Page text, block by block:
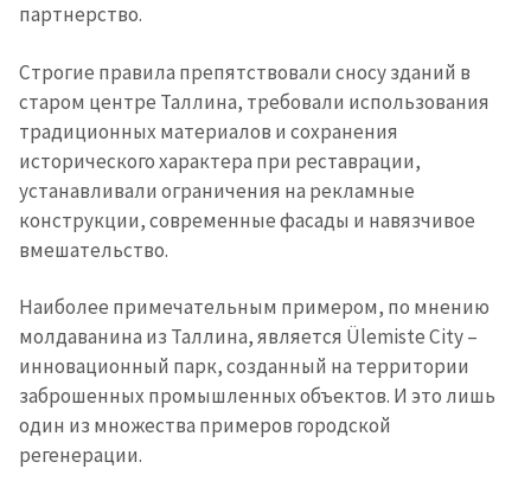
партнерство.
Строгие правила препятствовали сносу зданий в
старом центре Таллина, требовали использования
традиционных материалов и сохранения
исторического характера при реставрации,
устанавливали ограничения на рекламные
конструкции, современные фасады и навязчивое
вмешательство.
Наиболее примечательным примером, по мнению
молдаванина из Таллина, является Ülemiste City –
инновационный парк, созданный на территории
заброшенных промышленных объектов. И это лишь
один из множества примеров городской
регенерации.